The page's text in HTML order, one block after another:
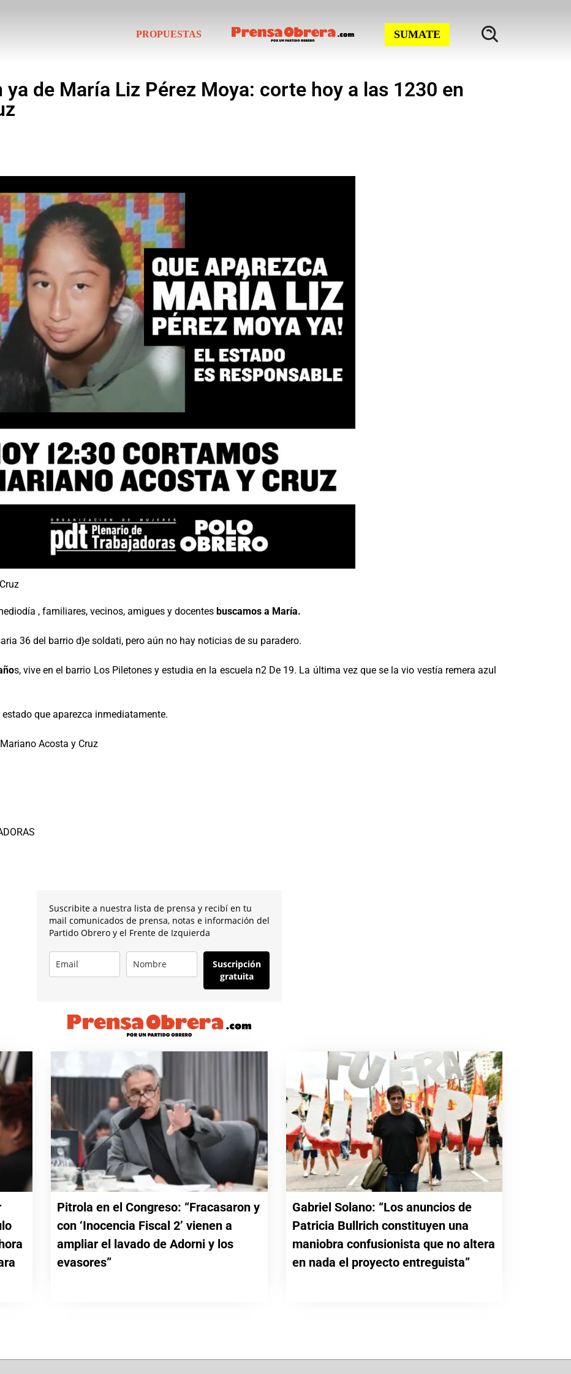
PROPUESTAS SUMATE
ya de María Liz Pérez Moya: corte hoy a las 1230 en
, familiares, vecinos, amigues y docentes buscamos a María.
36 del barrio d}e soldati, pero aún no hay noticias de su paradero.
s, vive en el barrio Los Piletones y estudia en la escuela n2 De 19. La última vez que se la vio vestía remera azul
que aparezca inmediatamente.
Acosta y Cruz
Suscribite a nuestra lista de prensa y recibí en tu
mail comunicados de prensa, notas e información del
Partido Obrero y el Frente de Izquierda
Suscripción
gratuita
Pitrola en el Congreso: “Fracasaron y
con ‘Inocencia Fiscal 2’ vienen a
ampliar el lavado de Adorni y los
evasores”
Gabriel Solano: “Los anuncios de
Patricia Bullrich constituyen una
maniobra confusionista que no altera
en nada el proyecto entreguista”